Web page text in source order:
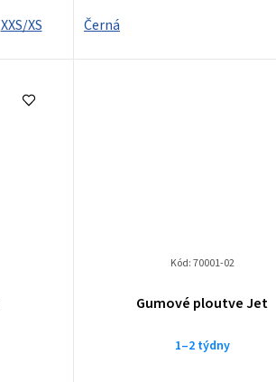
XXS/XS Černá
Gumové ploutve Jet
hodnocení
je
1–2 týdny
Kód:70001-02